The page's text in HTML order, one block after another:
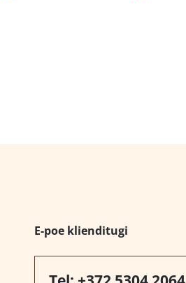
E-poe klienditugi